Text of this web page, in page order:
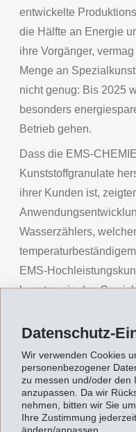
Datenschutz-
Wir verwenden Cookies
personenbezogener
zu messen und/oder den
anzupassen. Da wir
nehmen, bitten wir Sie
Ihre Zustimmung
ändern/anpassen.
entwickelte
die Hälfte an Energie
ihre Vorgänger,
Menge an
nicht genug: Bis 2025
besonders
Betrieb gehen.
Dass die EMS-
Kunststoffgranulate
ihrer Kunden ist,
Wasserzählers,
EMS-
konnten sie das
Ein wahres
Investitionspläne von
Metern schweizweit
noch dieses Jahr in
Logistik versendet